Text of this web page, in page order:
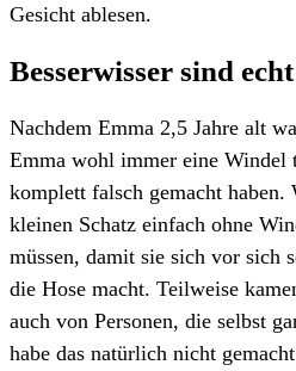
Gesicht ablesen.
Besserwisser sind
Nachdem Emma 2,5 Jahre alt
Emma wohl immer eine Windel
komplett falsch gemacht haben.
kleinen Schatz einfach ohne
müssen, damit sie sich vor sich
die Hose macht. Teilweise
auch von Personen, die selbst
habe das natürlich nicht